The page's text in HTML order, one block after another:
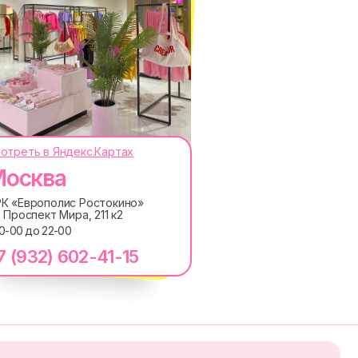
(932) 602-41-15
«Европолис Ростокино»
Проспект Мира, 211 к2
00 до 22-00
в Яндекс.Картах
с Политикой обработки персональных
электронных сообщений
ПРИГЛАШЕНИЯ НА
НОВИНОК РАНЬШЕ ВСЕХ
MACROCOSM